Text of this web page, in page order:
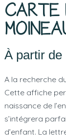
CARTE
À partir de
A la recherche
Cette affiche
naissance de
s’intégrera
d’enfant. La